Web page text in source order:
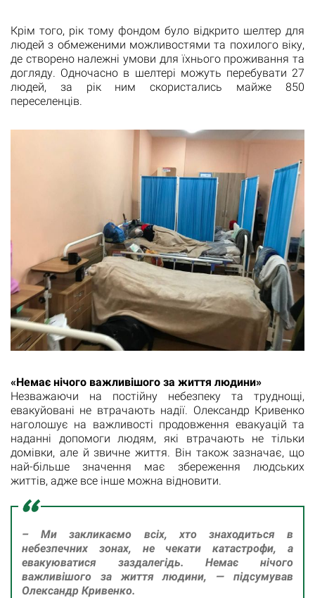
Крім того, рік тому фондом було відкрито шелтер для
людей з обмеженими можливостями та похилого віку,
де створено належні умови для їхнього проживання та
догляду. Одночасно в шелтері можуть перебувати 27
людей, за рік ним скористались майже 850
переселенців.
«Немає нічого важливішого за життя людини»
Незважаючи на постійну небезпеку та труднощі,
евакуйовані не втрачають надії. Олександр Кривенко
наголошує на важливості продовження евакуацій та
наданні допомоги людям, які втрачають не тільки
домівки, але й звичне життя. Він також зазначає, що
най-більше значення має збереження людських
життів, адже все інше можна відновити.
– Ми закликаємо всіх, хто знаходиться в
небезпечних зонах, не чекати катастрофи, а
евакуюватися заздалегідь. Немає нічого
важливішого за життя людини, — підсумував
Олександр Кривенко.